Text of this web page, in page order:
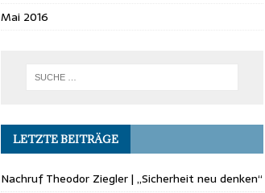
Mai 2016
LETZTE BEITRÄGE
Nachruf Theodor Ziegler | „Sicherheit neu denken“